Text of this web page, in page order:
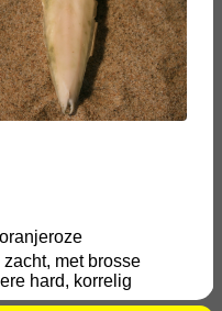
met brosse
hard, korrelig